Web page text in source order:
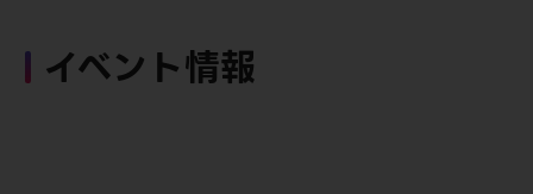
イベント情報